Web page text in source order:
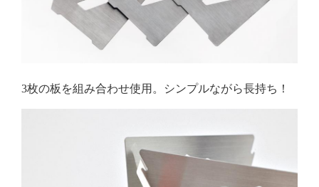
3枚の板を組み合わせ使用。シンプルながら長持ち！